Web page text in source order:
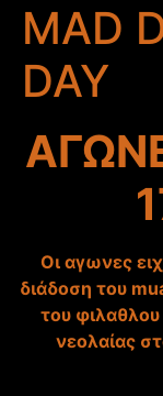
MAD
DAY
Οι αγωνες
διάδοση του
του
νεολαίας